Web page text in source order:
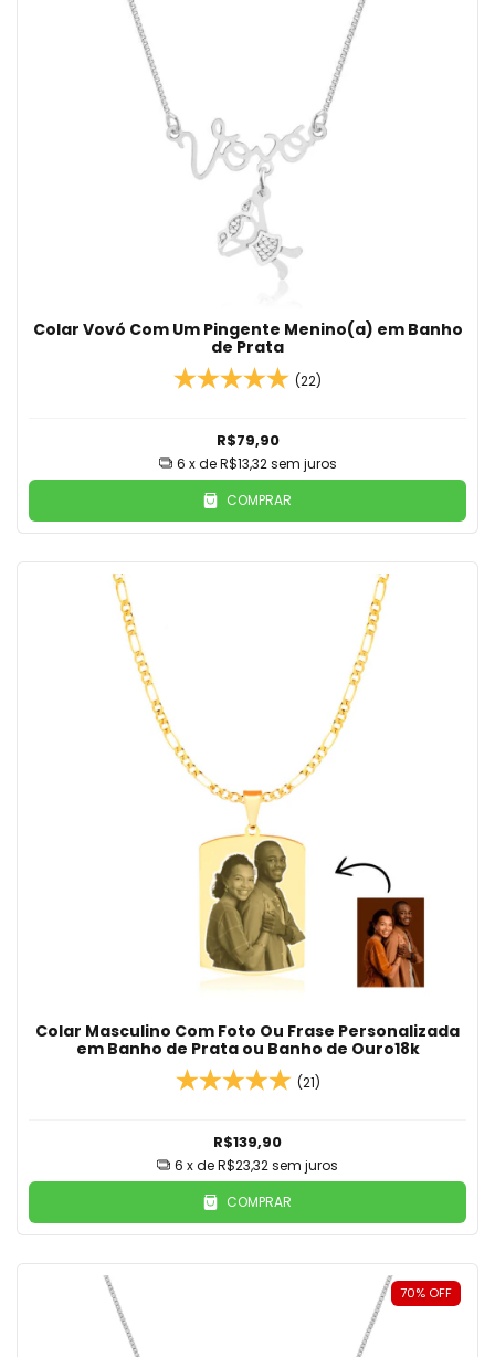
Colar Vovó Com Um Pingente Menino(a) em Banho
de Prata
(22)
R$79,90
6 x deR$13,32 sem juros
COMPRAR
Colar Masculino Com Foto Ou Frase Personalizada
em Banho de Prata ou Banho de Ouro18k
(21)
R$139,90
6 x deR$23,32sem juros
COMPRAR
70% OFF